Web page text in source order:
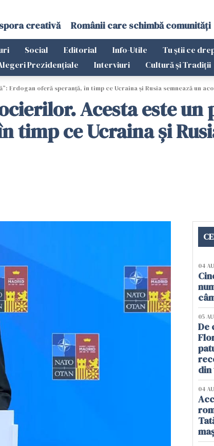
creativă Românii care schimbă comunități
Social Editorial Info-Utile Tu știi ce
Prezidențiale Interviuri Cultură și Tradiții
Erdogan oferă speranță, în timp ce Ucraina și Rusia semnează un
Acesta este un
ce Ucraina și
04
05
De
din
04